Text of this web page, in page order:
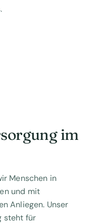
im
Menschen in
und mit
Anliegen. Unser
steht für